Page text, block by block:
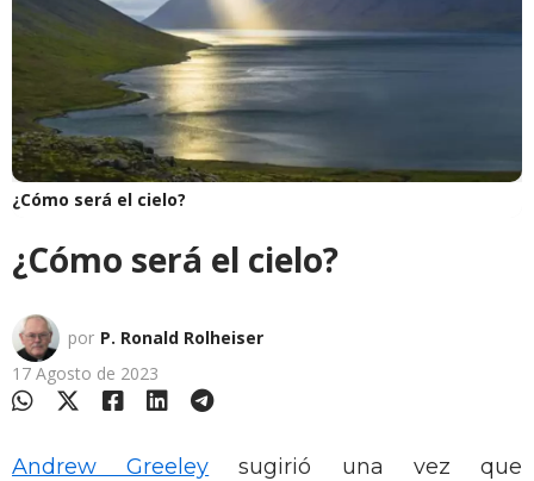
¿Cómo será el cielo?
¿Cómo será el cielo?
por P. Ronald Rolheiser
17 Agosto de 2023
Andrew Greeley sugirió una vez que